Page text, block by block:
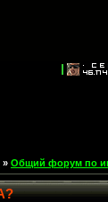
» Общий форум по